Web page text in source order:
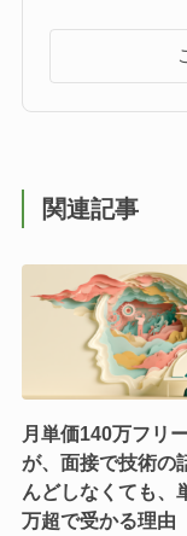
関連記事
月単価140万フリ
が、面接で技術の
んどしなくても、
万超で受かる理由